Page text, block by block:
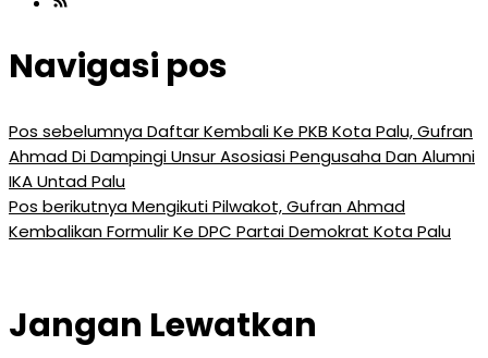
Navigasi pos
Pos sebelumnyaDaftar Kembali Ke PKB Kota Palu, Gufran
Ahmad Di Dampingi Unsur Asosiasi Pengusaha Dan Alumni
IKA Untad Palu
Pos berikutnyaMengikuti Pilwakot, Gufran Ahmad
Kembalikan Formulir Ke DPC Partai Demokrat Kota Palu
Jangan Lewatkan